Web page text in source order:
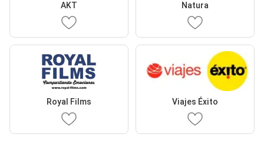
AKT Natura
Royal Films Viajes Éxito